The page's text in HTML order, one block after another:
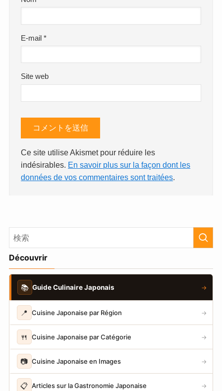
E-mail*
Site web
Ce site utilise Akismet pour réduire les
indésirables. En savoir plus sur la façon dont les
données de vos commentaires sont traitées.
Découvrir
📚 Guide Culinaire Japonais →
📍 Cuisine Japonaise par Région →
🍴 Cuisine Japonaise par Catégorie →
📷 Cuisine Japonaise en Images →
📋 Articles sur la Gastronomie Japonaise →